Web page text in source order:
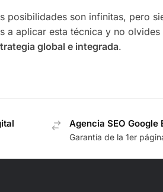
posibilidades son infinitas, pero
a aplicar esta técnica y no olvides
global e integrada.
Agencia SEO Google
Garantía de la 1er